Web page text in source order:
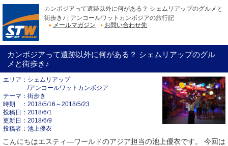
カンボジアって遺跡以外に何がある？ シェムリアップのグルメと
街歩き♪ | アンコールワットカンボジアの旅行記
メールマガジン
お問い合わせ先
カンボジアって遺跡以外に何がある？ シェムリアップのグル
メと街歩き♪
エリア
シェムリアップ
/アンコールワットカンボジア
テーマ
街歩き
時期
2018/5/16～2018/5/23
投稿日
2018/6/1
更新日
2018/6/9
投稿者
池上優衣
こんにちはエスティ―ワールドのアジア担当の池上優衣です。 今回は